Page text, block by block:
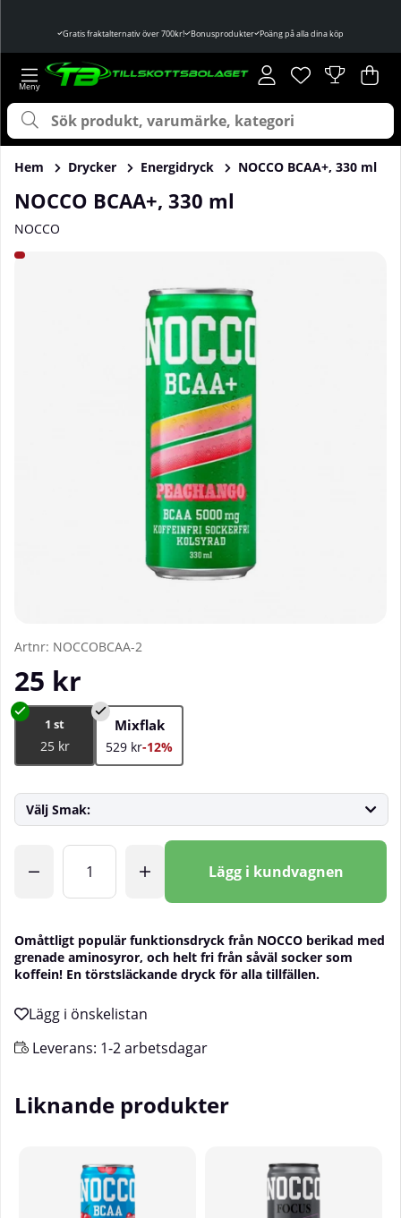
Gratis fraktalternativ över 700kr! Bonusprodukter Poäng på alla dina köp
Önskelista
Antal i
. .
Hem Drycker Energidryck NOCCO BCAA+, 330 ml
NOCCO BCAA+, 330 ml
NOCCO
Produktbilder NOCCO BCAA+, 330 ml
Artnr: NOCCOBCAA-2
25 kr
1 st
25 kr
Mixflak
529 kr-12%
Välj Smak:
Lägg i kundvagnen
Omåttligt populär funktionsdryck från NOCCO berikad med
grenade aminosyror, och helt fri från såväl socker som
koffein! En törstsläckande dryck för alla tillfällen.
Leverans: 1-2 arbetsdagar
Liknande produkter